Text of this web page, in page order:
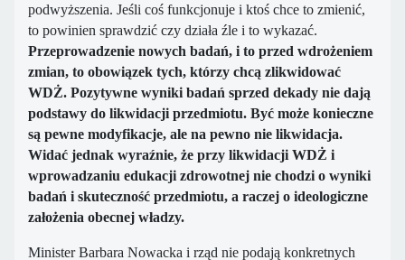
podwyższenia. Jeśli coś funkcjonuje i ktoś chce to zmienić,
to powinien sprawdzić czy działa źle i to wykazać.
Przeprowadzenie nowych badań, i to przed wdrożeniem
zmian, to obowiązek tych, którzy chcą zlikwidować
WDŻ. Pozytywne wyniki badań sprzed dekady nie dają
podstawy do likwidacji przedmiotu. Być może konieczne
są pewne modyfikacje, ale na pewno nie likwidacja.
Widać jednak wyraźnie, że przy likwidacji WDŻ i
wprowadzaniu edukacji zdrowotnej nie chodzi o wyniki
badań i skuteczność przedmiotu, a raczej o ideologiczne
założenia obecnej władzy.
Minister Barbara Nowacka i rząd nie podają konkretnych